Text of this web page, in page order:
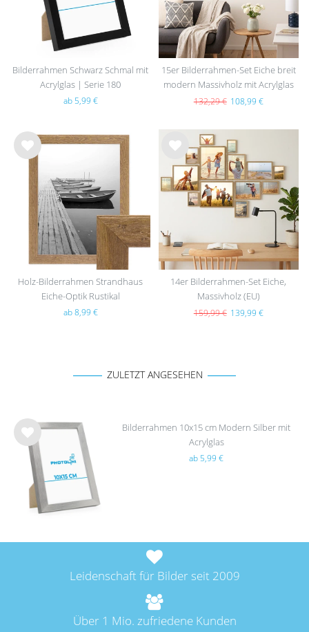
Bilderrahmen Schwarz Schmal mit
Acrylglas | Serie 180
ab 5,99 €
15er Bilderrahmen-Set Eiche breit
modern Massivholz mit Acrylglas
132,29 € 108,99 €
Wu
nsc
hlist
Holz-Bilderrahmen Strandhaus
Eiche-Optik Rustikal
ab 8,99 €
hlist
14er Bilderrahmen-Set Eiche,
Massivholz (EU)
159,99 € 139,99 €
ZULETZT ANGESEHEN
Wu
nsc
hlist
Bilderrahmen 10x15 cm Modern Silber mit
Acrylglas
ab 5,99 €
Leidenschaft für Bilder seit 2009
Über 1 Mio. zufriedene Kunden